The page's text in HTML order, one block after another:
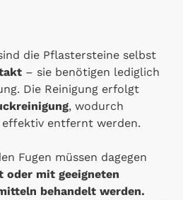
die Pflastersteine selbst
– sie benötigen lediglich
Die Reinigung erfolgt
, wodurch
effektiv entfernt werden.
Fugen müssen dagegen
oder mit geeigneten
behandelt werden.